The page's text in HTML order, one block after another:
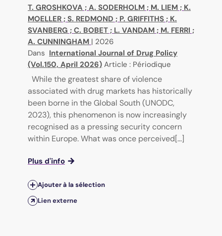
T. GROSHKOVA ; A. SODERHOLM ; M. LIEM ; K.
MOELLER ; S. REDMOND ; P. GRIFFITHS ; K.
SVANBERG ; C. BOBET ; L. VANDAM ; M. FERRI ;
A. CUNNINGHAM | 2026
Dans International Journal of Drug Policy
(Vol.150, April 2026) Article : Périodique
While the greatest share of violence
associated with drug markets has historically
been borne in the Global South (UNODC,
2023), this phenomenon is now increasingly
recognised as a pressing security concern
within Europe. What was once perceived[...]
Plus d'info
Ajouter à la sélection
Lien externe